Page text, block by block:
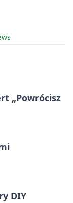
„Powrócisz
DIY